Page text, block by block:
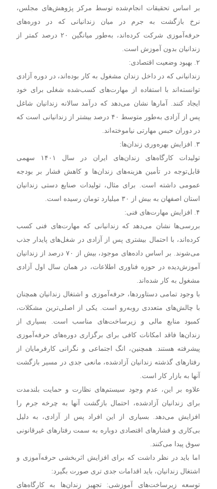
بر اساس تحقیقات انجام‌شده توسط مرکز پژوهش‌های مجلس،
نرخ بازگشت به جرم در میان زندانیانی که در دوره‌های
حرفه‌آموزی شرکت کرده‌اند، به‌طور میانگین ۲۰ درصد کمتر از
زندانیان بدون آموزش است.
۲. بهبود وضعیت اقتصادی:
زندانیانی که در داخل زندان مشغول به کار بوده‌اند، در دوره آزادی
توانسته‌اند با استفاده از مهارت‌های کسب‌شده شغلی برای خود
ایجاد کنند. آمار‌ها نشان می‌دهد که درآمد سالانه زندانیان شاغل
پس از آزادی به‌طور متوسط ۴۰ درصد بیشتر از زندانیانی است که
در دوران حبس مهارتی نیاموخته‌اند.
۳. افزایش بهره‌وری زندان‌ها:
تولیدات کارگاه‌های زندان‌های ایران در سال ۱۴۰۱ سهمی
قابل‌توجه در تأمین هزینه‌های زندان‌ها و کاهش فشار بر بودجه
عمومی داشته است. برای مثال، تولیدات صنایع دستی زندانیان
استان اصفهان به بیش از ۳۰ میلیارد تومان رسیده است.
۴. افزایش مهارت‌های فنی:
بررسی‌ها نشان می‌دهد که زندانیانی که مهارت‌های فنی کسب
کرده‌اند، با احتمال بیشتری پس از آزادی در شغل‌های پایدار جذب
می‌شوند. بر اساس داده‌های موجود، بیش از ۷۰ درصد از زندانیان
آموزش‌دیده در حوزه فناوری اطلاعات، در همان سال اول آزادی
مشغول به کار شده‌اند.
با وجود تمامی دستاوردها، حرفه‌آموزی و اشتغال زندانیان همچنان
با چالش‌های متعددی روبه‌رو است. یکی از اصلی‌ترین مشکلات،
کمبود منابع مالی و زیرساخت‌های مناسب است. بسیاری از
زندان‌ها فاقد امکانات کافی برای برگزاری دوره‌های حرفه‌آموزی
پیشرفته هستند. همچنین، انگ اجتماعی و نگرانی کارفرمایان از
رفتار‌های گذشته زندانیان آزادشده، مانعی جدی در مسیر بازگشت
آنها به بازار کار است.
علاوه بر این، عدم وجود سیستم‌های نظارت و حمایت بلندمدت
برای زندانیان آزادشده، احتمال بازگشت آنها به چرخه جرم را
افزایش می‌دهد. بسیاری از این افراد پس از آزادی، به دلیل
بی‌کاری و فشار‌های اقتصادی دوباره به سمت رفتار‌های غیرقانونی
سوق پیدا می‌کنند.
اما باید در نظر داشت که برای افزایش اثربخشی حرفه‌آموزی و
اشتغال زندانیان، باید اقدامات جدی تری صورت بگیرد:
توسعه زیرساخت‌های آموزشی: تجهیز زندان‌ها به کارگاه‌های